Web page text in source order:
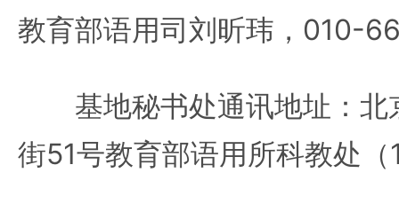
教育部语用司刘昕玮，010-
基地秘书处通讯地址：北
街51号教育部语用所科教处